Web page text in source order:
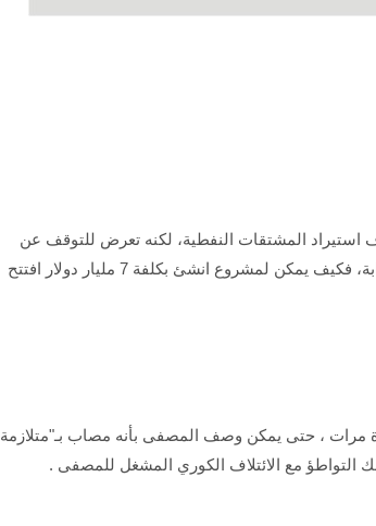
استيراد المشتقات النفطية، لكنه تعرض للتوقف عن
العمل عدة مرات خلال هذا العام لأغراض الصيانة، وهو عنوان شديد الغرابة، فكيف يمكن لمشروع انشئ بكلفة 7 مليار دولار افتتح
، حتى يمكن وصف المصفى بأنه مصاب بـ"متلازمة
التواطؤ مع الائتلاف الكوري المشغل للمصفى .